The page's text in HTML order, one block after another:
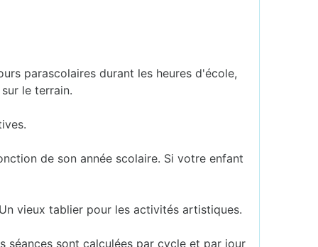
parascolaires durant les heures d'école,
le terrain.
de son année scolaire. Si votre enfant
vieux tablier pour les activités artistiques.
séances sont calculées par cycle et par jour